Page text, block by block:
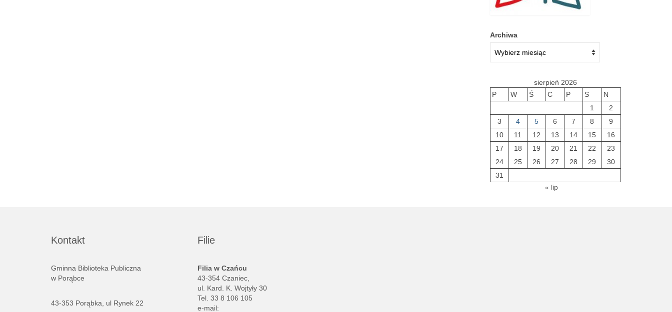
Archiwa
sierpień 2026
P
W Ś C P S
N
1
2
3
4 5 6 7 8
9
10
11 12 13 14 15
16
17
18 19 20 21 22
23
24
25 26 27 28 29
30
31
« lip
Kontakt
Gminna Biblioteka Publiczna
w Porąbce
43-353 Porąbka, ul Rynek 22
Filie
Filia w Czańcu
43-354 Czaniec,
ul. Kard. K. Wojtyły 30
Tel. 33 8 106 105
e-mail: